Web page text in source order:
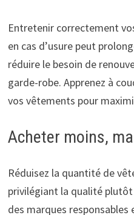
Entretenir correctement
en cas d’usure peut
réduire le besoin de
garde-robe. Apprenez à
vos vêtements pour
Acheter moins,
Réduisez la quantité de
privilégiant la qualité
des marques responsables